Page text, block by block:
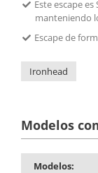
Este escape
manteniendo
Escape de
Ironhead
Modelos
Modelos: